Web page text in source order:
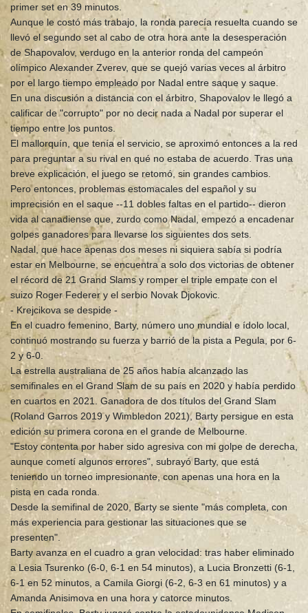
primer set en 39 minutos.
Aunque le costó más trabajo, la ronda parecía resuelta cuando se
llevó el segundo set al cabo de otra hora ante la desesperación
de Shapovalov, verdugo en la anterior ronda del campeón
olímpico Alexander Zverev, que se quejó varias veces al árbitro
por el largo tiempo empleado por Nadal entre saque y saque.
En una discusión a distancia con el árbitro, Shapovalov le llegó a
calificar de "corrupto" por no decir nada a Nadal por superar el
tiempo entre los puntos.
El mallorquín, que tenía el servicio, se aproximó entonces a la red
para preguntar a su rival en qué no estaba de acuerdo. Tras una
breve explicación, el juego se retomó, sin grandes cambios.
Pero entonces, problemas estomacales del español y su
imprecisión en el saque --11 dobles faltas en el partido-- dieron
vida al canadiense que, zurdo como Nadal, empezó a encadenar
golpes ganadores para llevarse los siguientes dos sets.
Nadal, que hace apenas dos meses ni siquiera sabía si podría
estar en Melbourne, se encuentra a solo dos victorias de obtener
el récord de 21 Grand Slams y romper el triple empate con el
suizo Roger Federer y el serbio Novak Djokovic.
- Krejcikova se despide -
En el cuadro femenino, Barty, número uno mundial e ídolo local,
continuó mostrando su fuerza y barrió de la pista a Pegula, por 6-
2 y 6-0.
La estrella australiana de 25 años había alcanzado las
semifinales en el Grand Slam de su país en 2020 y había perdido
en cuartos en 2021. Ganadora de dos títulos del Grand Slam
(Roland Garros 2019 y Wimbledon 2021), Barty persigue en esta
edición su primera corona en el grande de Melbourne.
"Estoy contenta por haber sido agresiva con mi golpe de derecha,
aunque cometí algunos errores", subrayó Barty, que está
teniendo un torneo impresionante, con apenas una hora en la
pista en cada ronda.
Desde la semifinal de 2020, Barty se siente "más completa, con
más experiencia para gestionar las situaciones que se
presenten".
Barty avanza en el cuadro a gran velocidad: tras haber eliminado
a Lesia Tsurenko (6-0, 6-1 en 54 minutos), a Lucia Bronzetti (6-1,
6-1 en 52 minutos, a Camila Giorgi (6-2, 6-3 en 61 minutos) y a
Amanda Anisimova en una hora y catorce minutos.